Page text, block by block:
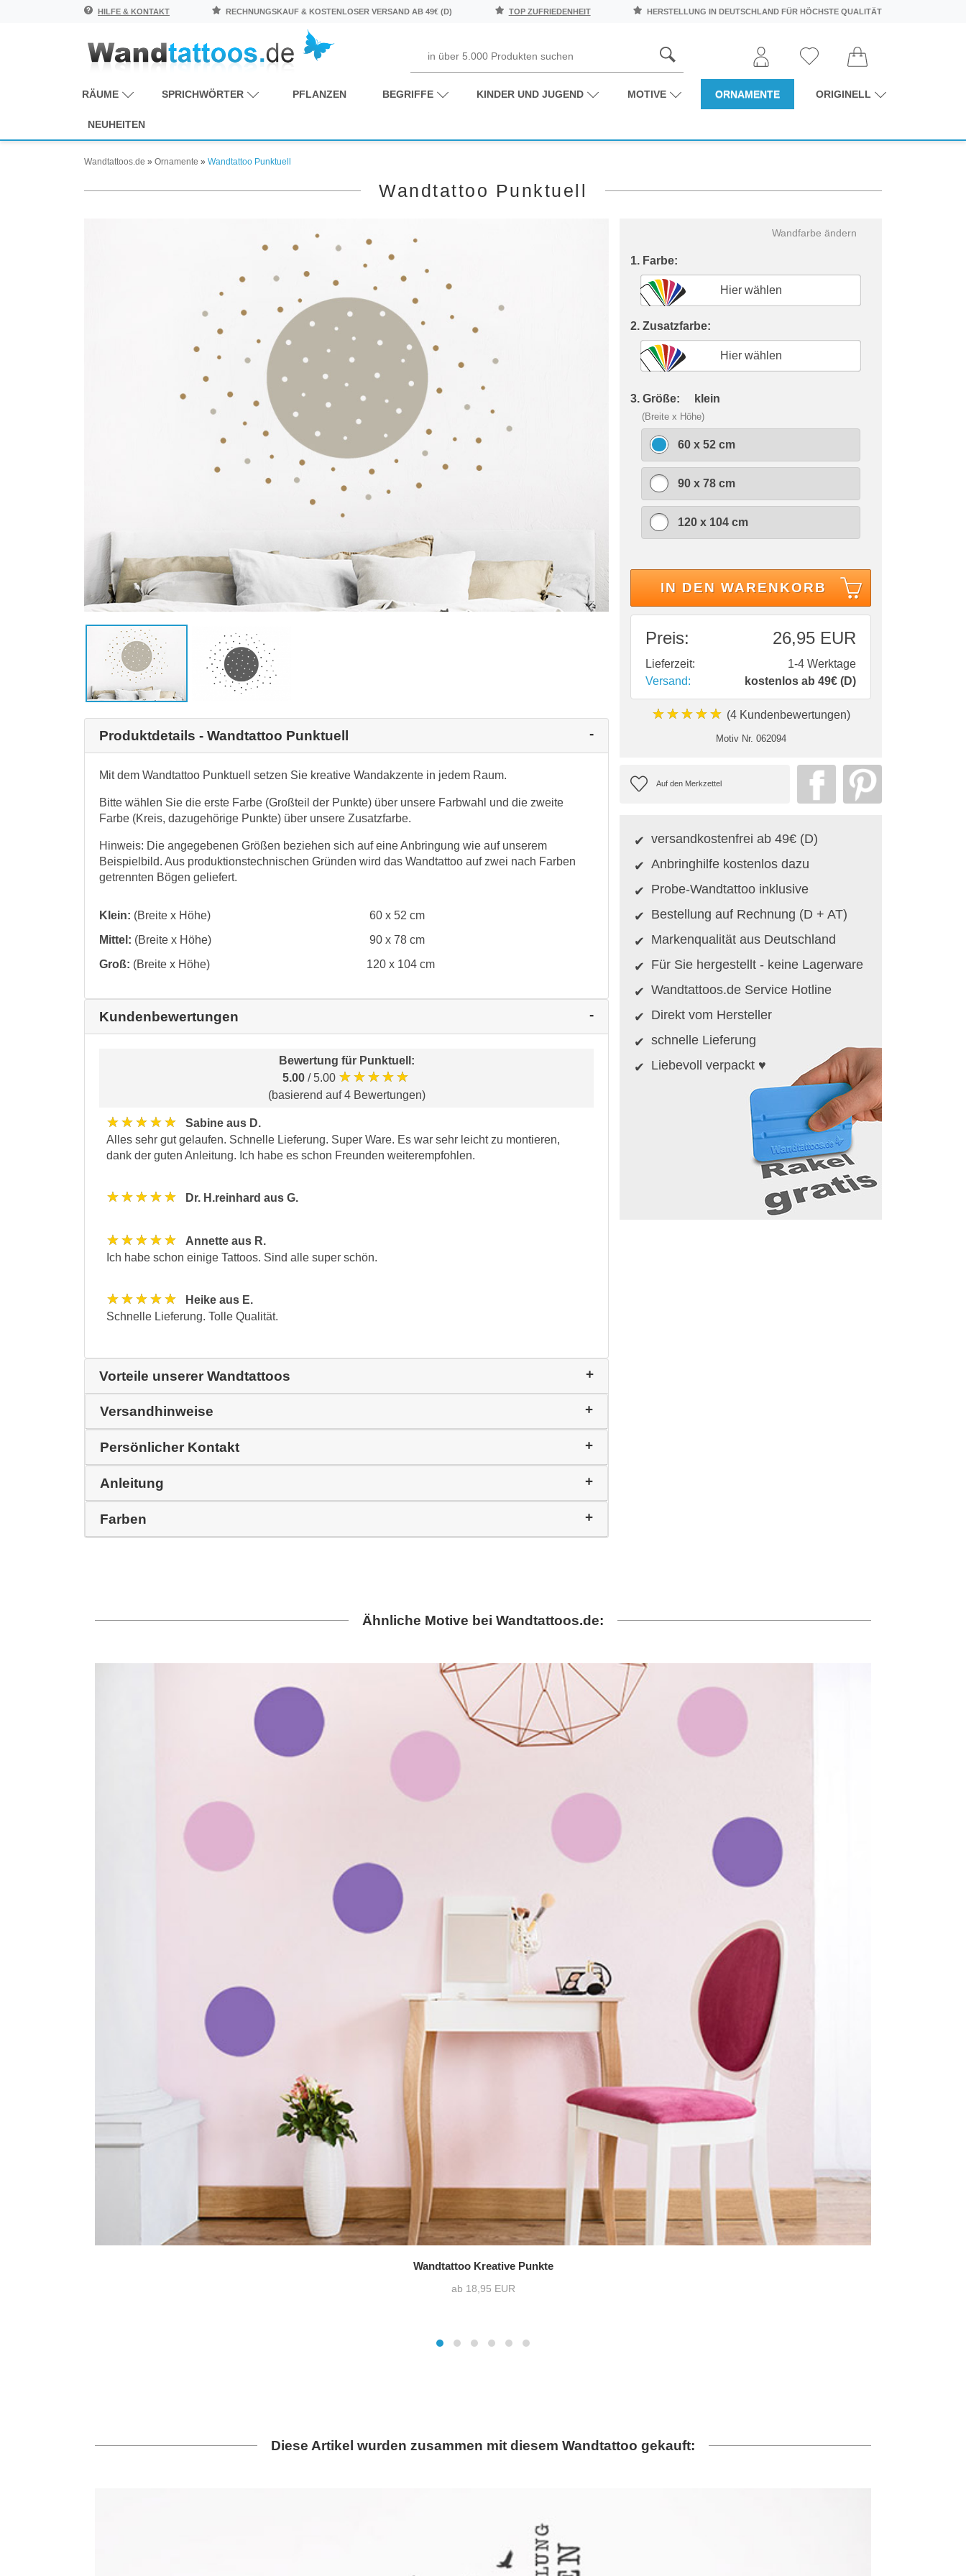
HILFE & KONTAKT RECHNUNGSKAUF & KOSTENLOSER VERSAND AB 49€ (D) TOP ZUFRIEDENHEIT HERSTELLUNG IN DEUTSCHLAND FÜR HÖCHSTE QUALITÄT
RÄUME SPRICHWÖRTER PFLANZEN BEGRIFFE KINDER UND JUGEND MOTIVE ORNAMENTE ORIGINELL
NEUHEITEN
Wandtattoos.de » Ornamente » Wandtattoo Punktuell
Wandtattoo Punktuell
Produktdetails - Wandtattoo Punktuell
Mit dem Wandtattoo Punktuell setzen Sie kreative Wandakzente in jedem Raum.
Bitte wählen Sie die erste Farbe (Großteil der Punkte) über unsere Farbwahl und die zweite
Farbe (Kreis, dazugehörige Punkte) über unsere Zusatzfarbe.
Hinweis: Die angegebenen Größen beziehen sich auf eine Anbringung wie auf unserem
Beispielbild. Aus produktionstechnischen Gründen wird das Wandtattoo auf zwei nach Farben
getrennten Bögen geliefert.
Klein: (Breite x Höhe)
60 x 52 cm
Mittel: (Breite x Höhe)
90 x 78 cm
Groß: (Breite x Höhe) 120 x 104 cm
Kundenbewertungen
Bewertung für Punktuell :
5.00 / 5.00 ★★★★★
(basierend auf 4 Bewertungen)
★★★★★
Sabine aus D.
Alles sehr gut gelaufen. Schnelle Lieferung. Super Ware. Es war sehr leicht zu montieren,
dank der guten Anleitung. Ich habe es schon Freunden weiterempfohlen.
★★★★★ Dr. H.reinhard aus G.
★★★★★
Annette aus R.
Ich habe schon einige Tattoos. Sind alle super schön.
★★★★★
Heike aus E.
Schnelle Lieferung. Tolle Qualität.
Vorteile unserer Wandtattoos
Versandhinweise
Persönlicher Kontakt
Anleitung
Farben
Wandfarbe ändern
1. Farbe:
Hier wählen
2. Zusatzfarbe:
Hier wählen
3. Größe: klein
(Breite x Höhe)
60 x 52 cm
90 x 78 cm
120 x 104 cm
IN DEN WARENKORB
Preis: 26,95 EUR
Lieferzeit:
1-4 Werktage
Versand:
kostenlos ab 49€ (D)
★★★★★ (4 Kundenbewertungen)
Motiv Nr. 062094
versandkostenfrei ab 49€ (D)
Anbringhilfe kostenlos dazu
Probe-Wandtattoo inklusive
Bestellung auf Rechnung (D + AT)
Markenqualität aus Deutschland
Für Sie hergestellt - keine Lagerware
Wandtattoos.de Service Hotline
Direkt vom Hersteller
schnelle Lieferung
Liebevoll verpackt ♥
Ähnliche Motive bei Wandtattoos.de:
Wandtattoo Kreative Punkte
ab 18,95 EUR
Diese Artikel wurden zusammen mit diesem Wandtattoo gekauft: